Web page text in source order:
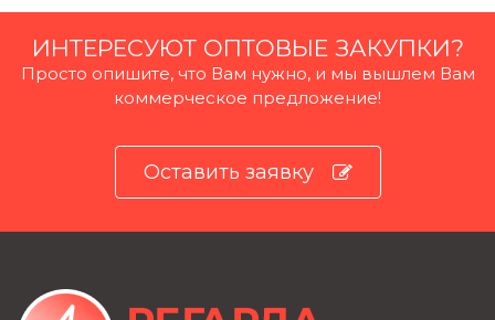
ИНТЕРЕСУЮТ ОПТОВЫЕ ЗАКУПКИ?
Просто опишите, что Вам нужно, и мы вышлем Вам
коммерческое предложение!
Оставить заявку